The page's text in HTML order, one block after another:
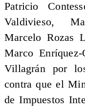
Patricio
Valdivieso,
Marcelo Rozas
Marco
Villagrán por
contra que el
de Impuestos